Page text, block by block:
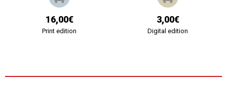
16,00€
Print edition
3,00€
Digital edition